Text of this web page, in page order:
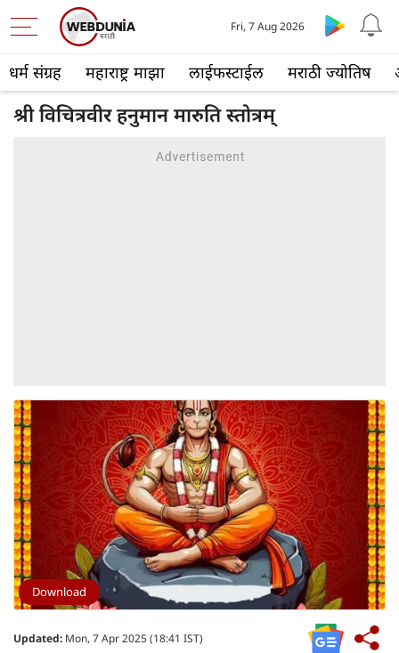
धर्म संग्रह महाराष्ट्र माझा लाईफस्टाईल मराठी ज्योतिष
Fri, 7 Aug 2026
श्री विचित्रवीर हनुमान मारुति स्तोत्रम्
Download
Updated: Mon, 7 Apr 2025 (18:41 IST)